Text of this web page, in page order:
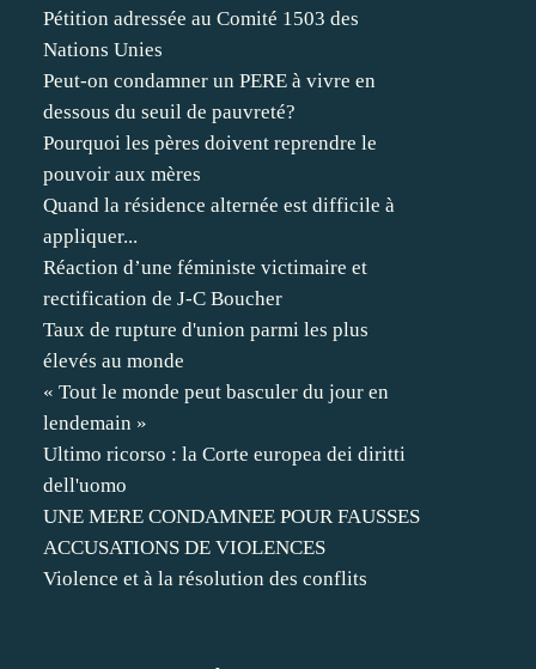
Pétition adressée au Comité 1503 des
Nations Unies
Peut-on condamner un PERE à vivre en
dessous du seuil de pauvreté?
Pourquoi les pères doivent reprendre le
pouvoir aux mères
Quand la résidence alternée est difficile à
appliquer...
Réaction d’une féministe victimaire et
rectification de J-C Boucher
Taux de rupture d'union parmi les plus
élevés au monde
« Tout le monde peut basculer du jour en
lendemain »
Ultimo ricorso : la Corte europea dei diritti
dell'uomo
UNE MERE CONDAMNEE POUR FAUSSES
ACCUSATIONS DE VIOLENCES
Violence et à la résolution des conflits